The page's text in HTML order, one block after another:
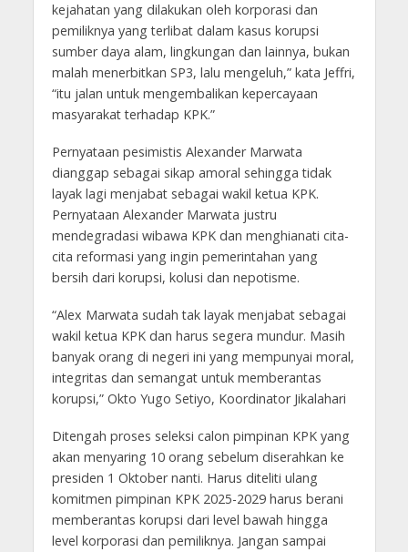
kejahatan yang dilakukan oleh korporasi dan
pemiliknya yang terlibat dalam kasus korupsi
sumber daya alam, lingkungan dan lainnya, bukan
malah menerbitkan SP3, lalu mengeluh,” kata Jeffri,
“itu jalan untuk mengembalikan kepercayaan
masyarakat terhadap KPK.”
Pernyataan pesimistis Alexander Marwata
dianggap sebagai sikap amoral sehingga tidak
layak lagi menjabat sebagai wakil ketua KPK.
Pernyataan Alexander Marwata justru
mendegradasi wibawa KPK dan menghianati cita-
cita reformasi yang ingin pemerintahan yang
bersih dari korupsi, kolusi dan nepotisme.
“Alex Marwata sudah tak layak menjabat sebagai
wakil ketua KPK dan harus segera mundur. Masih
banyak orang di negeri ini yang mempunyai moral,
integritas dan semangat untuk memberantas
korupsi,” Okto Yugo Setiyo, Koordinator Jikalahari
Ditengah proses seleksi calon pimpinan KPK yang
akan menyaring 10 orang sebelum diserahkan ke
presiden 1 Oktober nanti. Harus diteliti ulang
komitmen pimpinan KPK 2025-2029 harus berani
memberantas korupsi dari level bawah hingga
level korporasi dan pemiliknya. Jangan sampai